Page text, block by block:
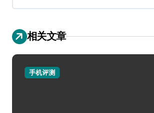
相关文章
手机评测